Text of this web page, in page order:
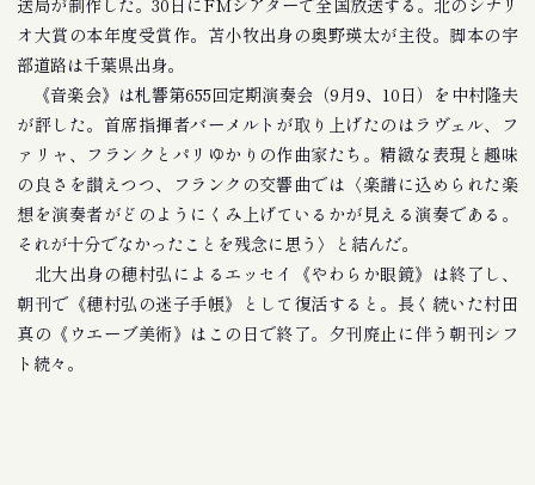
オ大賞の本年度受賞作。苫小牧出身の奥野瑛太が主役。脚本の宇
部道路は千葉県出身。
《音楽会》は札響第655回定期演奏会（9月9、10日）を中村隆夫
が評した。首席指揮者バーメルトが取り上げたのはラヴェル、フ
ァリャ、フランクとパリゆかりの作曲家たち。精緻な表現と趣味
の良さを讃えつつ、フランクの交響曲では〈楽譜に込められた楽
想を演奏者がどのようにくみ上げているかが見える演奏である。
それが十分でなかったことを残念に思う〉と結んだ。
北大出身の穂村弘によるエッセイ《やわらか眼鏡》は終了し、
朝刊で《穂村弘の迷子手帳》として復活すると。長く続いた村田
真の《ウエーブ美術》はこの日で終了。夕刊廃止に伴う朝刊シフ
ト続々。